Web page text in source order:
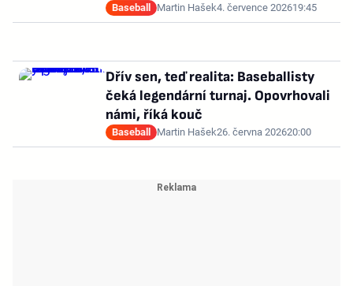
Baseball Martin Hašek4. července 202619:45
Dřív sen, teď realita: Baseballisty
čeká legendární turnaj. Opovrhovali
námi, říká kouč
Baseball Martin Hašek26. června 202620:00